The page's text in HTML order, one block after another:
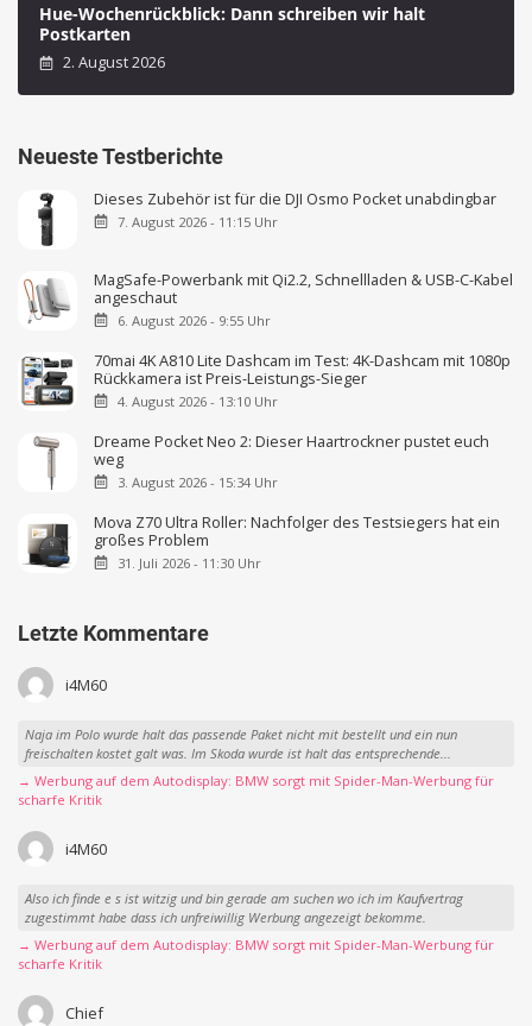
Hue-Wochenrückblick: Dann schreiben wir halt
Postkarten
2. August 2026
Neueste Testberichte
Dieses Zubehör ist für die DJI Osmo Pocket unabdingbar
7. August 2026 - 11:15 Uhr
MagSafe-Powerbank mit Qi2.2, Schnellladen & USB-C-Kabel
angeschaut
6. August 2026 - 9:55 Uhr
70mai 4K A810 Lite Dashcam im Test: 4K-Dashcam mit 1080p
Rückkamera ist Preis-Leistungs-Sieger
4. August 2026 - 13:10 Uhr
Dreame Pocket Neo 2: Dieser Haartrockner pustet euch
weg
3. August 2026 - 15:34 Uhr
Mova Z70 Ultra Roller: Nachfolger des Testsiegers hat ein
großes Problem
31. Juli 2026 - 11:30 Uhr
Letzte Kommentare
i4M60
Naja im Polo wurde halt das passende Paket nicht mit bestellt und ein nun
freischalten kostet galt was. Im Skoda wurde ist halt das entsprechende...
→ Werbung auf dem Autodisplay: BMW sorgt mit Spider-Man-Werbung für
scharfe Kritik
i4M60
Also ich finde e s ist witzig und bin gerade am suchen wo ich im Kaufvertrag
zugestimmt habe dass ich unfreiwillig Werbung angezeigt bekomme.
→ Werbung auf dem Autodisplay: BMW sorgt mit Spider-Man-Werbung für
scharfe Kritik
Chief